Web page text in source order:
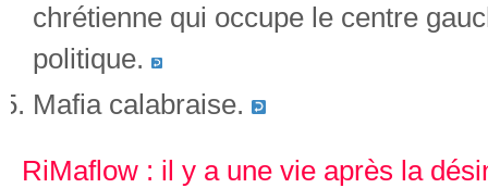
chrétienne qui occupe le centre
politique.
Mafia calabraise.
RiMaflow : il y a une vie après la